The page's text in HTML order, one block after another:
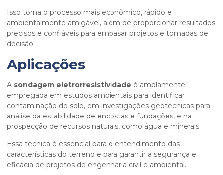
Isso torna o processo mais econômico, rápido e
ambientalmente amigável, além de proporcionar resultados
precisos e confiáveis para embasar projetos e tomadas de
decisão.
Aplicações
A sondagem eletrorresistividade é amplamente
empregada em estudos ambientais para identificar
contaminação do solo, em investigações geotécnicas para
análise da estabilidade de encostas e fundações, e na
prospecção de recursos naturais, como água e minerais.
Essa técnica é essencial para o entendimento das
características do terreno e para garantir a segurança e
eficácia de projetos de engenharia civil e ambiental.